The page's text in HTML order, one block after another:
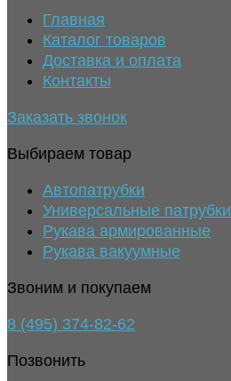
Главная
Каталог товаров
Доставка и оплата
Контакты
Заказать звонок
Выбираем товар
Автопатрубки
Универсальные патрубки
Рукава армированные
Рукава вакуумные
Звоним и покупаем
8 (495) 374-82-62
Позвонить